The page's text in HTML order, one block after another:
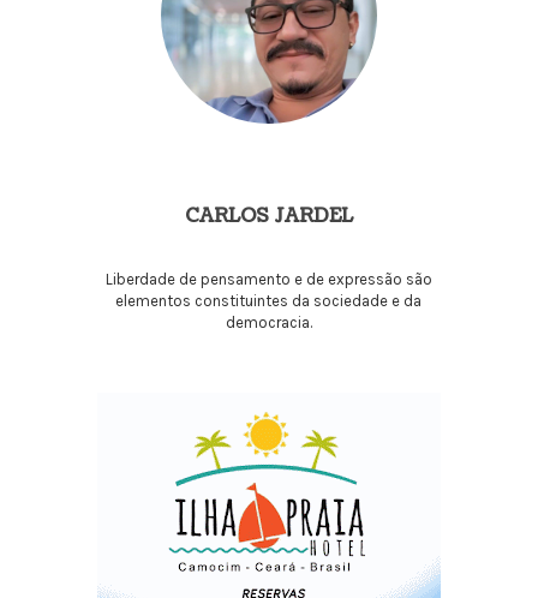
CARLOS JARDEL
Liberdade de pensamento e de expressão são
elementos constituintes da sociedade e da
democracia.